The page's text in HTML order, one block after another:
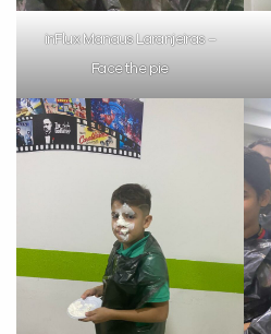
inFlux Manaus Laranjeiras –
Face the pie